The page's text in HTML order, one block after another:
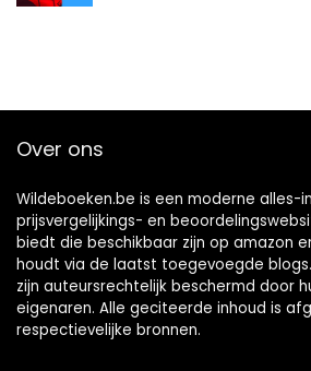
Over ons
Wildeboeken.be is een moderne alles-
prijsvergelijkings- en
biedt die beschikbaar zijn op amazon
houdt via de laatst toegevoegde
zijn auteursrechtelijk beschermd door
eigenaren. Alle geciteerde inhoud is
respectievelijke bronnen.